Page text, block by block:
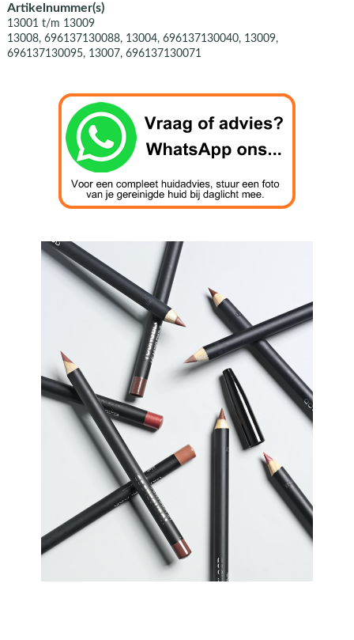
Artikelnummer(s)
13001 t/m 13009
13008, 696137130088, 13004, 696137130040, 13009,
696137130095, 13007, 696137130071